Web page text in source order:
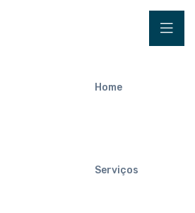
Home
Serviços